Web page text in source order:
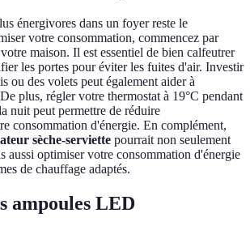
énergivores dans un foyer reste le
votre consommation, commencez par
maison. Il est essentiel de bien calfeutrer
les portes pour éviter les fuites d'air. Investir
ou des volets peut également aider à
plus, régler votre thermostat à 19°C pendant
nuit peut permettre de réduire
consommation d'énergie. En complément,
sèche-serviette pourrait non seulement
aussi optimiser votre consommation d'énergie
de chauffage adaptés.
ampoules LED